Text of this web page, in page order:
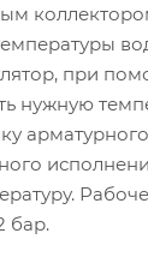
при
нужную
бар.